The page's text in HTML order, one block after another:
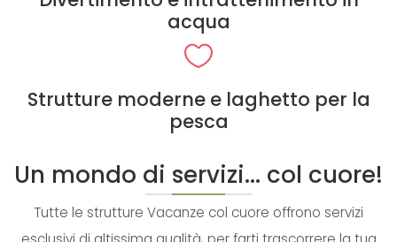
acqua
Strutture moderne e laghetto per la
pesca
Un mondo di servizi... col cuore!
Tutte le strutture Vacanze col cuore offrono servizi